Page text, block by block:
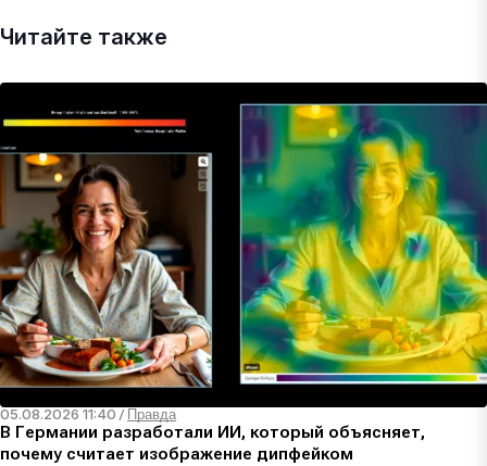
Читайте также
05.08.2026 11:40 / Правда
В Германии разработали ИИ, который объясняет,
почему считает изображение дипфейком